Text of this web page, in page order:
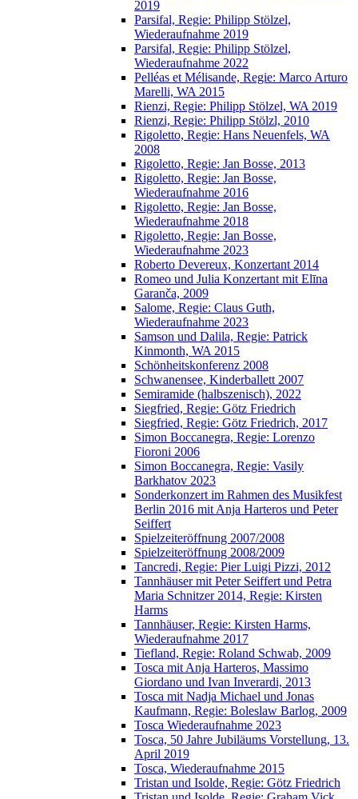
2019
Parsifal, Regie: Philipp Stölzel,
Wiederaufnahme 2019
Parsifal, Regie: Philipp Stölzel,
Wiederaufnahme 2022
Pelléas et Mélisande, Regie: Marco Arturo
Marelli, WA 2015
Rienzi, Regie: Philipp Stölzel, WA 2019
Rienzi, Regie: Philipp Stölzl, 2010
Rigoletto, Regie: Hans Neuenfels, WA
2008
Rigoletto, Regie: Jan Bosse, 2013
Rigoletto, Regie: Jan Bosse,
Wiederaufnahme 2016
Rigoletto, Regie: Jan Bosse,
Wiederaufnahme 2018
Rigoletto, Regie: Jan Bosse,
Wiederaufnahme 2023
Roberto Devereux, Konzertant 2014
Romeo und Julia Konzertant mit Elīna
Garanča, 2009
Salome, Regie: Claus Guth,
Wiederaufnahme 2023
Samson und Dalila, Regie: Patrick
Kinmonth, WA 2015
Schönheitskonferenz 2008
Schwanensee, Kinderballett 2007
Semiramide (halbszenisch), 2022
Siegfried, Regie: Götz Friedrich
Siegfried, Regie: Götz Friedrich, 2017
Simon Boccanegra, Regie: Lorenzo
Fioroni 2006
Simon Boccanegra, Regie: Vasily
Barkhatov 2023
Sonderkonzert im Rahmen des Musikfest
Berlin 2016 mit Anja Harteros und Peter
Seiffert
Spielzeiteröffnung 2007/2008
Spielzeiteröffnung 2008/2009
Tancredi, Regie: Pier Luigi Pizzi, 2012
Tannhäuser mit Peter Seiffert und Petra
Maria Schnitzer 2014, Regie: Kirsten
Harms
Tannhäuser, Regie: Kirsten Harms,
Wiederaufnahme 2017
Tiefland, Regie: Roland Schwab, 2009
Tosca mit Anja Harteros, Massimo
Giordano und Ivan Inverardi, 2013
Tosca mit Nadja Michael und Jonas
Kaufmann, Regie: Boleslaw Barlog, 2009
Tosca Wiederaufnahme 2023
Tosca, 50 Jahre Jubiläums Vorstellung, 13.
April 2019
Tosca, Wiederaufnahme 2015
Tristan und Isolde, Regie: Götz Friedrich